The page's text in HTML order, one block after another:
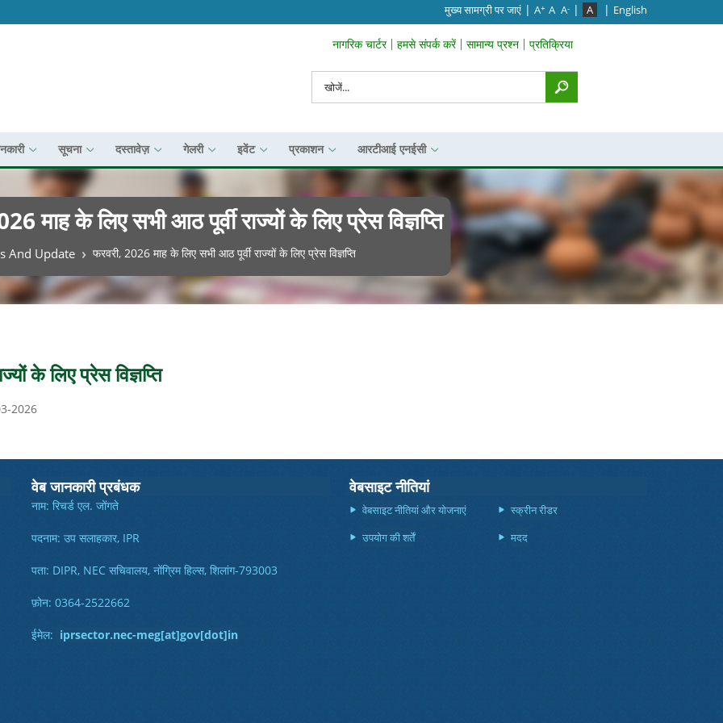
मुख्‍य सामग्री पर जाएं | A+ A A- | A | English
Search Top Menu
नागरिक चार्टर हमसे संपर्क करें सामान्य प्रश्न प्रतिक्रिया
सूचना दस्तावेज़ गेलरी इवेंट प्रकाशन आरटीआई एनईसी
माह के लिए सभी आठ पूर्वी राज्यों के लिए प्रेस विज्ञप्ति
And Update फरवरी, 2026 माह के लिए सभी आठ पूर्वी राज्यों के लिए प्रेस विज्ञप्ति
के लिए प्रेस विज्ञप्ति
2026
वेब जानकारी प्रबंधक
नाम: रिचर्ड एल. जोंगते
पदनाम: उप सलाहकार, IPR
पता: DIPR, NEC सचिवालय, नोंग्रिम हिल्स, शिलांग-793003
फ़ोन: 0364-2522662
ईमेल: iprsector.nec-meg[at]gov[dot]in
वेबसाइट नीतियां
वेबसाइट नीतियां और योजनाएं
स्क्रीन रीडर
उपयोग की शर्तें
मदद